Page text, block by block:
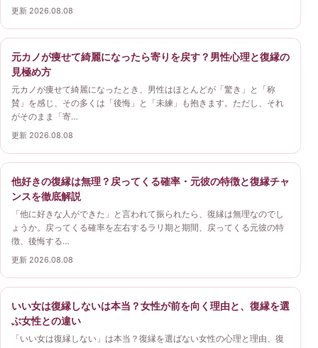
更新 2026.08.08
元カノが痩せて綺麗になったら寄りを戻す？男性心理と復縁の
見極め方
元カノが痩せて綺麗になったとき、男性はほとんどが「驚き」と「称
賛」を感じ、その多くは「後悔」と「未練」も抱きます。ただし、それ
がそのまま「寄…
更新 2026.08.08
他好きの復縁は無理？戻ってくる確率・元彼の特徴と復縁チャ
ンスを徹底解説
「他に好きな人ができた」と言われて振られたら、復縁は無理なのでし
ょうか。戻ってくる確率を左右するラリ期と期間、戻ってくる元彼の特
徴、後悔する…
更新 2026.08.08
いい女は復縁しないは本当？女性が前を向く理由と、復縁を選
ぶ女性との違い
「いい女は復縁しない」は本当？復縁を選ばない女性の心理と理由、復